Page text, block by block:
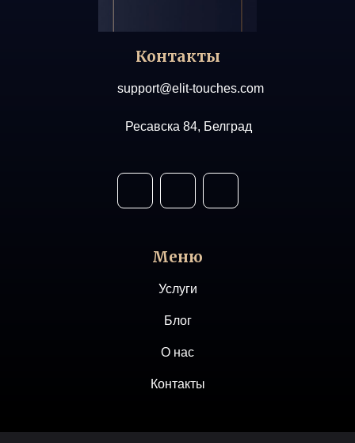
Контакты
support@elit-touches.com
Ресавска 84, Белград
Меню
Услуги
Блог
О нас
Контакты